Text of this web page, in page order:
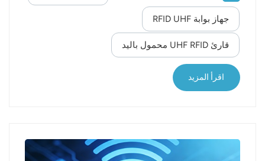
يُختصر مصطلح الذكاء الاصطناعي إلى AI. وهو علم
تكنولوجي حديث يدرس ويطور النظريات والأساليب
والتقنيات والتطبيقات التي تحاكي الذكاء البشري
وتوسعه. يُعدّ الذكاء الاصطناعي فرعًا هامًا من علوم
الحاسوب، ويهدف بحثه إلى فهم طبيعة الذكاء وإنتاج آلة
ذكية جديدة قادرة على التفاعل بطريقة مشابهة للذكاء
البشري. تشمل مجالات البحث تقنية الصوت الذكي،
جهاز بوابة RFID UHF
قارئ UHF RFID محمول باليد
اقرأ المزيد